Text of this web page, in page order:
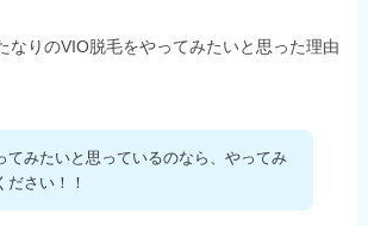
なりのVIO脱毛をやってみたいと思った理由
てみたいと思っているのなら、やってみ
ださい！！